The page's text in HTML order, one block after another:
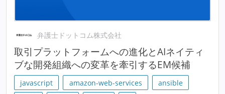
弁護士ドットコム株式会社
取引プラットフォームへの進化とAIネイティ
ブな開発組織への変革を牽引するEM候補
javascript amazon-web-services
ansible